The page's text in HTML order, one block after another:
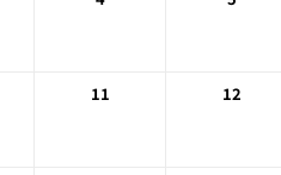
11 12